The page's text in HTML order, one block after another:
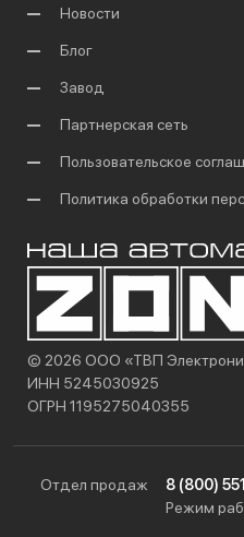
Новости
Блог
Завод
Партнерская сеть
Пользовательское
Политика обработки
© 2026 ООО «ТВП
ИНН 5245030925
ОГРН 1195275040355
Отдел продаж
8 (800)
Режим